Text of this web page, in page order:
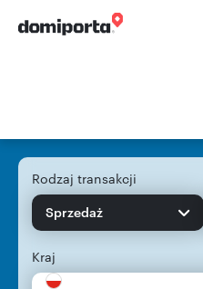
Rodzaj transakcji
Sprzedaż
Kraj